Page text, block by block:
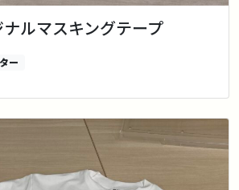
ルマスキングテープ
ー